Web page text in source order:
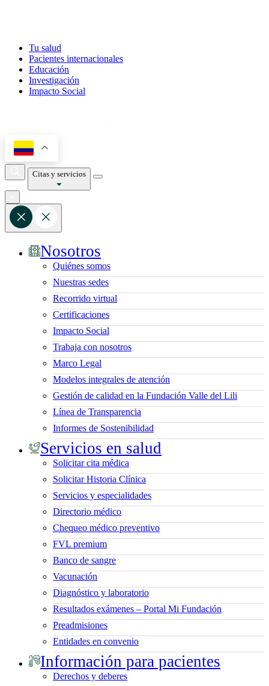
Tu salud
Pacientes internacionales
Educación
Investigación
Impacto Social
Citas y servicios
Nosotros
Quiénes somos
Nuestras sedes
Recorrido virtual
Certificaciones
Impacto Social
Trabaja con nosotros
Marco Legal
Modelos integrales de atención
Gestión de calidad en la Fundación Valle del Lili
Línea de Transparencia
Informes de Sostenibilidad
Servicios en salud
Solicitar cita médica
Solicitar Historia Clínica
Servicios y especialidades
Directorio médico
Chequeo médico preventivo
FVL premium
Banco de sangre
Vacunación
Diagnóstico y laboratorio
Resultados exámenes – Portal Mi Fundación
Preadmisiones
Entidades en convenio
Información para pacientes
Derechos y deberes